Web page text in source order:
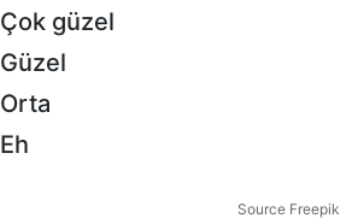
Çok güzel
Güzel
Orta
Eh
Source Freepik